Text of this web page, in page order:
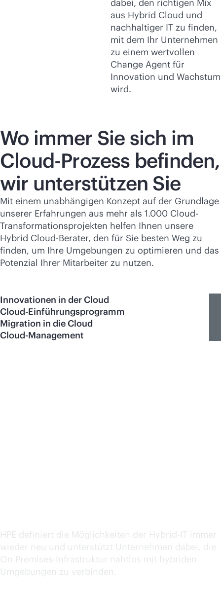
dabei, den richtigen Mix
aus Hybrid Cloud und
nachhaltiger IT zu finden,
mit dem Ihr Unternehmen
zu einem wertvollen
Change Agent für
Innovation und Wachstum
wird.
Wo immer Sie sich im
Cloud-Prozess befinden,
wir unterstützen Sie
Mit einem unabhängigen Konzept auf der Grundlage
unserer Erfahrungen aus mehr als 1.000 Cloud-
Transformationsprojekten helfen Ihnen unsere
Hybrid Cloud-Berater, den für Sie besten Weg zu
finden, um Ihre Umgebungen zu optimieren und das
Potenzial Ihrer Mitarbeiter zu nutzen.
Innovationen in der Cloud
Cloud-Einführungsprogramm
Migration in die Cloud
Cloud-Management
HPE definiert die Möglichkeiten der Hybrid-IT immer
wieder neu und unterstützt Unternehmen dabei, die
On Premises-Infrastruktur nahtlos mit hybriden
Umgebungen zu verbinden.